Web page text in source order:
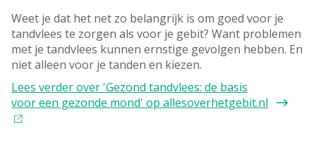
Weet je dat het net zo belangrijk is om goed voor je
tandvlees te zorgen als voor je gebit? Want problemen
met je tandvlees kunnen ernstige gevolgen hebben. En
niet alleen voor je tanden en kiezen.
Lees verderover 'Gezond tandvlees: de basis
voor een gezonde mond' op allesoverhetgebit.nl